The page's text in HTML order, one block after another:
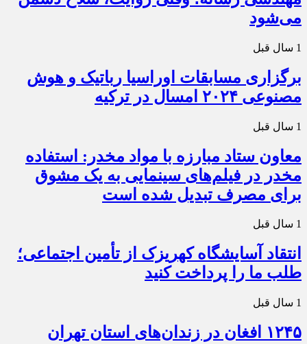
می‌شود
1 سال قبل
برگزاری مسابقات اوراسیا رباتیک و هوش
مصنوعی ۲۰۲۴ امسال در ترکیه
1 سال قبل
معاون ستاد مبارزه با مواد مخدر: استفاده
مخدر در فیلم‌های سینمایی به یک مشوق
برای مصرف تبدیل شده است
1 سال قبل
انتقاد آسایشگاه کهریزک از تأمین اجتماعی؛
طلب ما را پرداخت کنید
1 سال قبل
۱۲۴۵ افغان در زندان‌های استان تهران